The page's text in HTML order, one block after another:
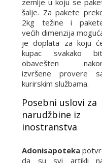
zemlje u koju se
šalje. Za pakete
2kg težine i
većih dimenzija
je doplata za koju
kupac svakako
obavešten
izvršene provere
kurirskim službama.
Posebni uslovi za
narudžbine iz
inostranstva
Adonisapoteka
da su svi artikli